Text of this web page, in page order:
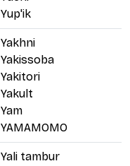
Yup'ik
Yakhni
Yakissoba
Yakitori
Yakult
Yam
YAMAMOMO
Yali tambur